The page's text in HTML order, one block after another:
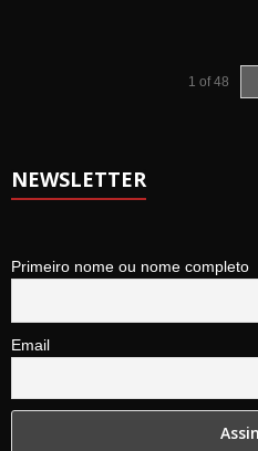
1 of 48
NEWSLETTER
Primeiro nome ou nome completo
Email